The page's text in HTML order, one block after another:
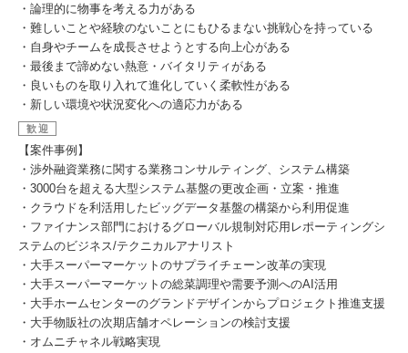
・論理的に物事を考える力がある
・難しいことや経験のないことにもひるまない挑戦心を持っている
・自身やチームを成長させようとする向上心がある
・最後まで諦めない熱意・バイタリティがある
・良いものを取り入れて進化していく柔軟性がある
・新しい環境や状況変化への適応力がある
歓迎
【案件事例】
・渉外融資業務に関する業務コンサルティング、システム構築
・3000台を超える大型システム基盤の更改企画・立案・推進
・クラウドを利活用したビッグデータ基盤の構築から利用促進
・ファイナンス部門におけるグローバル規制対応用レポーティングシ
ステムのビジネス/テクニカルアナリスト
・大手スーパーマーケットのサプライチェーン改革の実現
・大手スーパーマーケットの総菜調理や需要予測へのAI活用
・大手ホームセンターのグランドデザインからプロジェクト推進支援
・大手物販社の次期店舗オペレーションの検討支援
・オムニチャネル戦略実現